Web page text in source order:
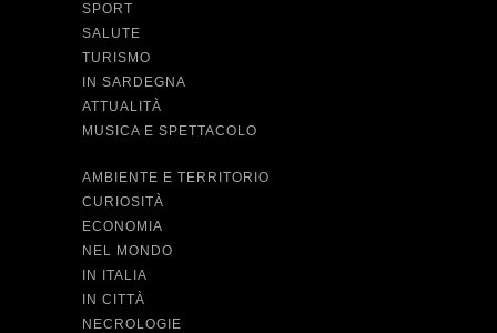
SPORT
SALUTE
TURISMO
IN SARDEGNA
ATTUALITÀ
MUSICA E SPETTACOLO
AMBIENTE E TERRITORIO
CURIOSITÀ
ECONOMIA
NEL MONDO
IN ITALIA
IN CITTÀ
NECROLOGIE